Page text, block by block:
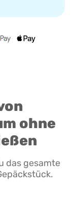
ohne
das gesamte